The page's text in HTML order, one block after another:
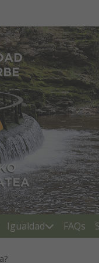
de
Igualdad FAQs